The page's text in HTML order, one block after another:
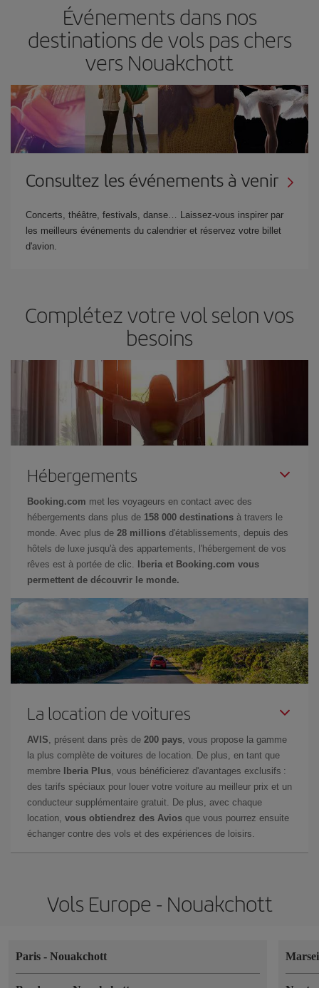
Événements dans nos
destinations de vols pas chers
vers Nouakchott
Consultez les événements à venir
Concerts, théâtre, festivals, danse… Laissez-vous inspirer par
les meilleurs événements du calendrier et réservez votre billet
d'avion.
Complétez votre vol selon vos
besoins
Hébergements
Booking.com met les voyageurs en contact avec des
hébergements dans plus de 158 000 destinations à travers le
monde. Avec plus de 28 millions d'établissements, depuis des
hôtels de luxe jusqu'à des appartements, l'hébergement de vos
rêves est à portée de clic.
Iberia et Booking.com vous
permettent de découvrir le monde.
La location de voitures
AVIS , présent dans près de 200 pays , vous propose la gamme
la plus complète de voitures de location. De plus, en tant que
membre
Iberia Plus , vous bénéficierez d'avantages exclusifs :
des tarifs spéciaux pour louer votre voiture au meilleur prix et un
conducteur supplémentaire gratuit. De plus, avec chaque
location, vous obtiendrez des Avios que vous pourrez ensuite
échanger contre des vols et des expériences de loisirs.
Vols Europe - Nouakchott
Paris - Nouakchott